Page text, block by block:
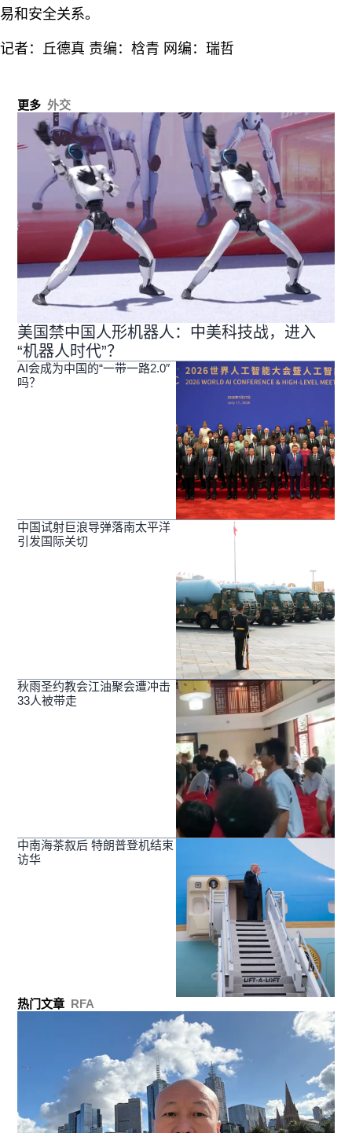
易和安全关系。
记者：丘德真 责编：梒青 网编：瑞哲
更多 外交
美国禁中国人形机器人：中美科技战，进入
“机器人时代”？
AI会成为中国的“一带一路2.0″
吗？
中国试射巨浪导弹落南太平洋
引发国际关切
秋雨圣约教会江油聚会遭冲击
33人被带走
中南海茶叙后 特朗普登机结束
访华
热门文章 RFA